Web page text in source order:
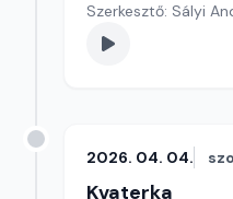
Szerkesztő: Sályi
2026. 04. 04.
Kvaterka